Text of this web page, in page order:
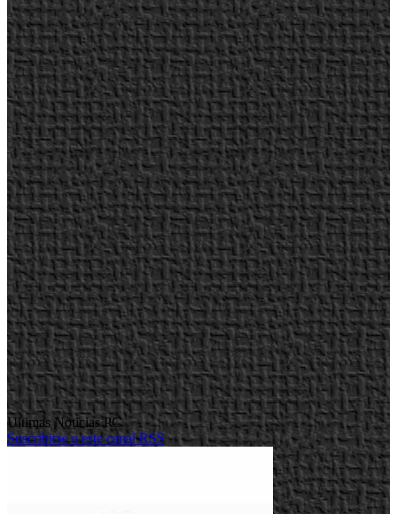
Ultimas Noticias PC
Suscribirse a este canal RSS